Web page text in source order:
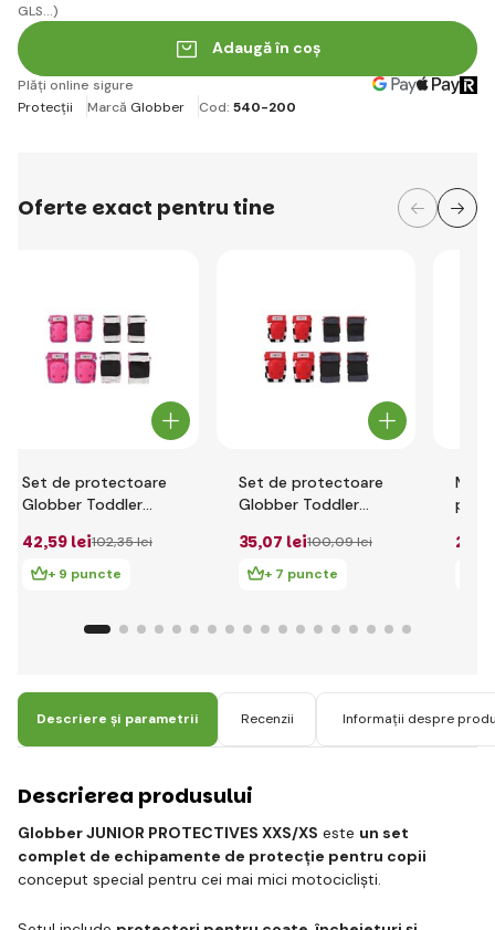
GLS...)
Adaugă în coș
Plăți online sigure
Protecții
Marcă Globber Cod: 540-200
Oferte exact pentru tine
Set de protectoare
Globber Toddler
flori roz
42,59 lei102,35 lei
+ 9 puncte
Set de protectoare
Globber Toddler
racing red
35,07 lei100,09 lei
+ 7 puncte
25
Descriere și parametrii Recenzii Informații despre
Descrierea produsului
Globber JUNIOR PROTECTIVES XXS/XS este un set
complet de echipamente de protecție pentru copii
conceput special pentru cei mai mici motocicliști.